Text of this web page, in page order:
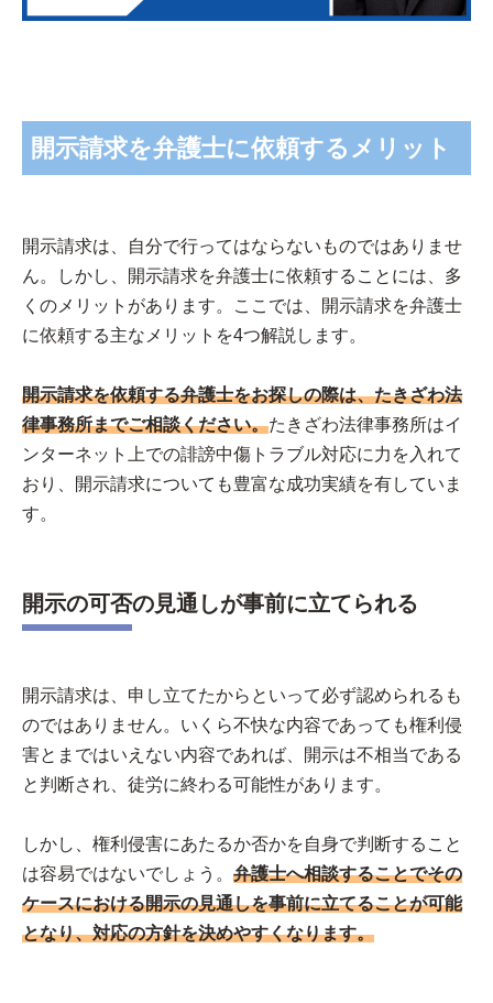
開示請求を弁護士に依頼するメリット
開示請求は、自分で行ってはならないものではありませ
ん。しかし、開示請求を弁護士に依頼することには、多
くのメリットがあります。ここでは、開示請求を弁護士
に依頼する主なメリットを4つ解説します。
開示請求を依頼する弁護士をお探しの際は、たきざわ法
律事務所までご相談ください。たきざわ法律事務所はイ
ンターネット上での誹謗中傷トラブル対応に力を入れて
おり、開示請求についても豊富な成功実績を有していま
す。
開示の可否の見通しが事前に立てられる
開示請求は、申し立てたからといって必ず認められるも
のではありません。いくら不快な内容であっても権利侵
害とまではいえない内容であれば、開示は不相当である
と判断され、徒労に終わる可能性があります。
しかし、権利侵害にあたるか否かを自身で判断すること
は容易ではないでしょう。 弁護士へ相談することでその
ケースにおける開示の見通しを事前に立てることが可能
となり、対応の方針を決めやすくなります。